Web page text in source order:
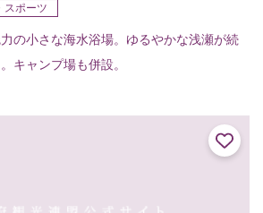
スポーツ
の小さな海水浴場。ゆるやかな浅瀬が続
キャンプ場も併設。